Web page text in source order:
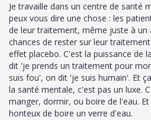
Je travaille dans un centre de santé
peux vous dire une chose : les
de leur traitement, même juste à un
chances de rester sur leur
effet placebo. C'est la puissance de
dit 'je prends un traitement pour
suis fou', on dit 'je suis humain'. Et
la santé mentale, c'est pas un luxe.
manger, dormir, ou boire de l'eau.
honteux de boire un verre d'eau.